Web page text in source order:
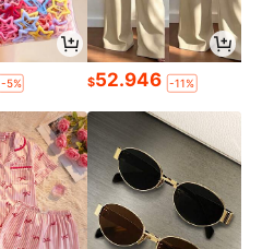
-5% $52.946 -11%